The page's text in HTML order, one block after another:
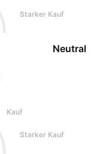
Starker Kauf
Neutral
Kauf
Starker Kauf